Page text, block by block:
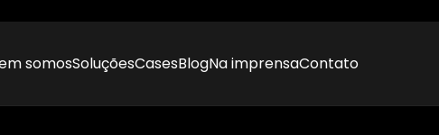
somosSoluçõesCasesBlogNa imprensaContato